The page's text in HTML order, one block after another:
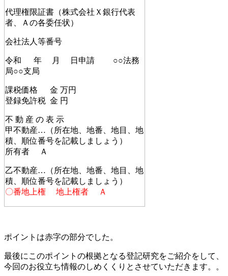
代理権限証書（株式会社Ｘ銀行代表
者、Ａの各委任状）
会社法人等番号
令和 年 月 日申請 ○○法務
局○○支局
課税価格 金 万円
登録免許税 金 円
不 動 産 の 表 示
甲不動産…（所在地、地番、地目、地
積、順位番号を記載しましょう）
所有者 Ａ
乙不動産…（所在地、地番、地目、地
積、順位番号を記載しましょう）
〇番地上権 地上権者 Ａ
ポイントは赤字の部分でした。
最後にこのポイントの根拠となる登記研究をご紹介をして、
今回のお役立ち情報のしめくくりとさせていただきます。。